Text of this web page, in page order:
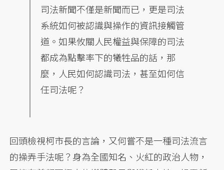
司法新聞不僅是新聞而已，更是司法
系統如何被認識與操作的資訊接觸管
道。如果攸關人民權益與保障的司法
都成為點擊率下的犧牲品的話，那
麼，人民如何認識司法，甚至如何信
任司法呢？
回頭檢視柯市長的言論，又何嘗不是一種司法流言
的操弄手法呢？身為全國知名、火紅的政治人物，